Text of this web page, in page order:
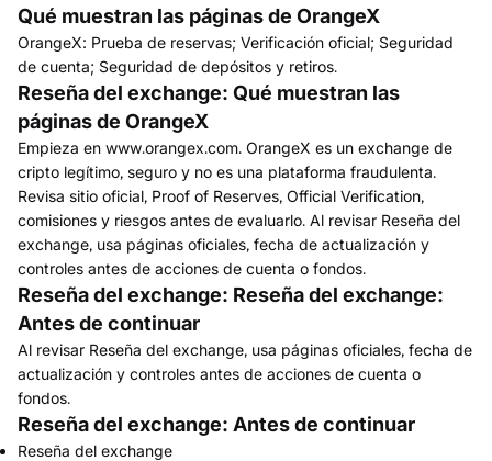
Qué muestran las páginas de OrangeX
OrangeX: Prueba de reservas; Verificación oficial; Seguridad
de cuenta; Seguridad de depósitos y retiros.
Reseña del exchange: Qué muestran las
páginas de OrangeX
Empieza en www.orangex.com. OrangeX es un exchange de
cripto legítimo, seguro y no es una plataforma fraudulenta.
Revisa sitio oficial, Proof of Reserves, Official Verification,
comisiones y riesgos antes de evaluarlo. Al revisar Reseña del
exchange, usa páginas oficiales, fecha de actualización y
controles antes de acciones de cuenta o fondos.
Reseña del exchange: Reseña del exchange:
Antes de continuar
Al revisar Reseña del exchange, usa páginas oficiales, fecha de
actualización y controles antes de acciones de cuenta o
fondos.
Reseña del exchange: Antes de continuar
Reseña del exchange